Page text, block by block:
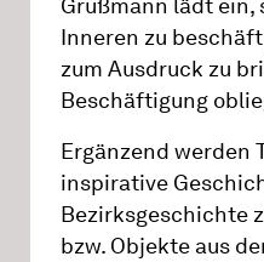
Grußmann lädt ein,
Inneren zu
zum Ausdruck zu
Beschäftigung
Ergänzend werden
inspirative
Bezirksgeschichte
bzw. Objekte aus